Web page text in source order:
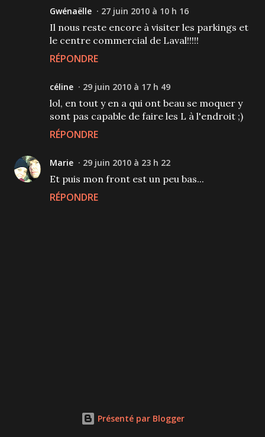
Gwénaëlle 27 juin 2010 à 10 h 16
Il nous reste encore à visiter les parkings et
le centre commercial de Laval!!!!!
RÉPONDRE
céline 29 juin 2010 à 17 h 49
lol, en tout y en a qui ont beau se moquer y
sont pas capable de faire les L à l'endroit ;)
RÉPONDRE
Marie 29 juin 2010 à 23 h 22
Et puis mon front est un peu bas...
RÉPONDRE
Présenté par Blogger